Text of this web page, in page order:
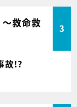
救命救
3
故!?